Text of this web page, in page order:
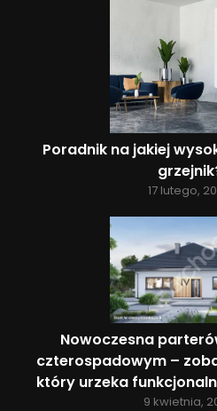
Poradnik na jakiej
17 lutego,
Nowoczesna
czterospadowym –
który urzeka
9 kwietnia,